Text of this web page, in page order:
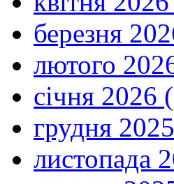
березня
лютого
січня 2026
грудня
листопада